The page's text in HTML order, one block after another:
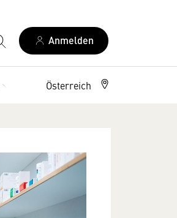
Anmelden
Service
Österreich